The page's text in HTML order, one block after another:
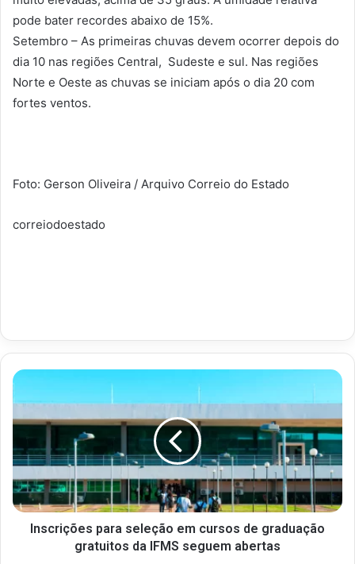
pode bater recordes abaixo de 15%.
Setembro – As primeiras chuvas devem ocorrer depois do
dia 10 nas regiões Central, Sudeste e sul. Nas regiões
Norte e Oeste as chuvas se iniciam após o dia 20 com
fortes ventos.
Foto: Gerson Oliveira / Arquivo Correio do Estado
correiodoestado
Inscrições para seleção em cursos de graduação
gratuitos da IFMS seguem abertas